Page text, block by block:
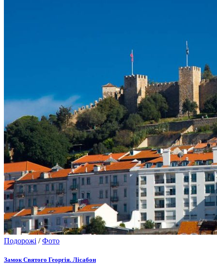
Подорожі /Фото
Замок Святого Георгія. Лісабон